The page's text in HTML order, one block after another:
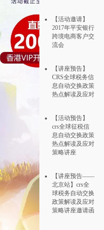
【活动邀请】
2017年平安银行
跨境电商客户交
流会
【讲座预告】
CRS全球税务信
息自动交换政策
热点解读及应对
【活动预告】
crs全球征税信
息自动交换政策
热点解读及应对
策略讲座
【讲座预告——
北京站】crs全
球税务自动交换
政策解读及应对
策略讲座邀请函